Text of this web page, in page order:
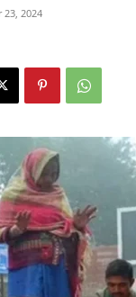
23, 2024